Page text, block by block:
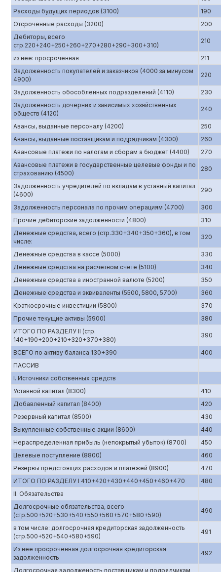
Расходы будущих периодов (3100)
190
Отсроченные расходы (3200)
200
Дебиторы, всего
стр.220+240+250+260+270+280+290+300+310)
210
из нее: просроченная
211
Задолженность покупателей и заказчиков (4000 за минусом
4900)
220
Задолженность обособленных подразделений (4110)
230
Задолженность дочерних и зависимых хозяйственных
обществ (4120)
240
Авансы, выданные персоналу (4200)
250
Авансы, выданные поставщикам и подрядчикам (4300)
260
Авансовые платежи по налогам и сборам а бюджет (4400)
270
Авансовые платежи в государственные целевые фонды и по
страхованию (4500)
280
Задолженность учредителей по вкладам в уставный капитал
(4600)
290
Задолженность персонала по прочим операциям (4700)
300
Прочие дебиторские задолженности (4800)
310
Денежные средства, всего (стр.330+340+350+360), в том
числе:
320
Денежные средства в кассе (5000)
330
Денежные средства на расчетном счете (5100)
340
Денежные средства а иностранной валюте (5200)
350
Денежные средства и эквиваленты (5500, 5800, 5700)
360
Краткосрочные инвестиции (5800)
370
Прочие текущие активы (5900)
380
ИТОГО ПО РАЗДЕЛУ II (стр.
140+190+200+210+320+370+380)
390
ВСЕГО по активу баланса 130+390
400
ПАССИВ
I. Источники собственных средств
Уставной капитал (8300)
410
Добавленный капитал (8400)
420
Резервный капитал (8500)
430
Выкупленные собственные акции (8600)
440
Нераспределенная прибыль (непокрытый убыток) (8700)
450
Целевые поступление (8800)
460
Резервы предстоящих расходов и платежей (8900)
470
ИТОГО ПО РАЗДЕЛУ I 410+420+430+440+450+460+470
480
II. Обязательства
Долгосрочные обязательства, всего
(стр.500+520+530+540+550+560+570+580+590)
490
в том числе: долгосрочная кредиторская задолженность
(стр.500+520+540+580+590)
491
Из нее просроченная долгосрочная кредиторская
задолженность
492
Долгосрочная эадолженость поставщикам и подрядчикам